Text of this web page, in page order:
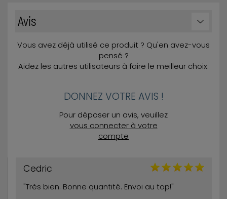
Avis
Vous avez déjà utilisé ce produit ? Qu'en avez-vous
pensé ?
Aidez les autres utilisateurs à faire le meilleur choix.
DONNEZ VOTRE AVIS !
Pour déposer un avis, veuillez
vous connecter à votre
compte
Cedric
"Très bien. Bonne quantité. Envoi au top!"